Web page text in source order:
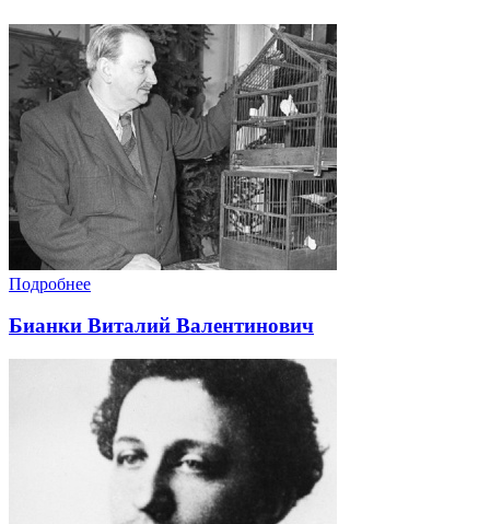
Подробнее
Бианки Виталий Валентинович